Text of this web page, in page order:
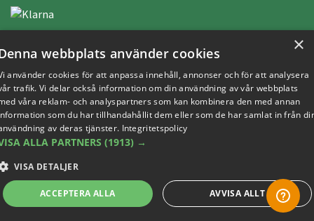
Copyright © 2019 This site is Licensed to 377 Sport AB IntegritetspolicyCookies
×
webbplats använder cookies
använder cookies för att anpassa innehåll, annonser och för att analysera
trafik. Vi delar också information om din användning av vår webbplats
våra reklam- och analyspartners som kan kombinera den med annan
som du har tillhandahållit dem eller som de har samlat in från
av deras tjänster. Integritetspolicy
ALLA PARTNERS (1913) →
VISA DETALJER
ACCEPTERA ALLA AVVISA ALLT